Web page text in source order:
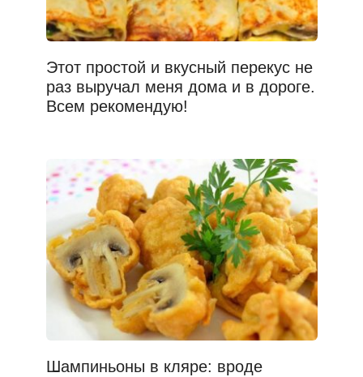
Этот простой и вкусный перекус не
раз выручал меня дома и в дороге.
Всем рекомендую!
Шампиньоны в кляре: вроде